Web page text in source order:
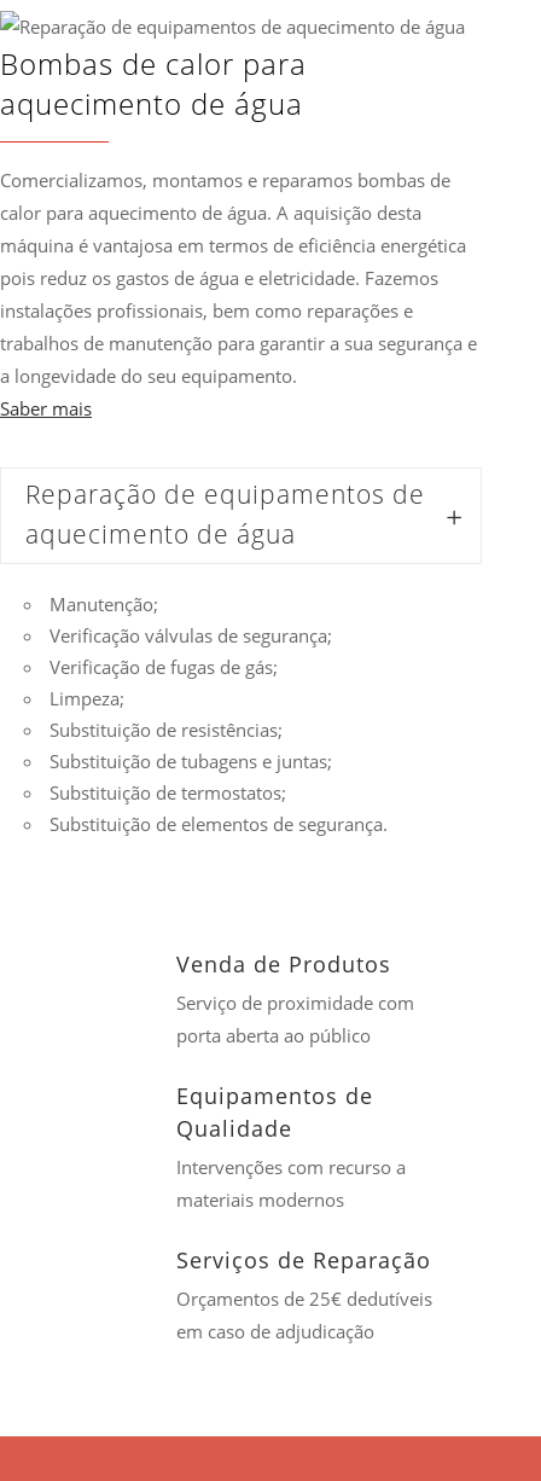
Bombas de calor para
aquecimento de água
Comercializamos, montamos e reparamos bombas de
calor para aquecimento de água. A aquisição desta
máquina é vantajosa em termos de eficiência energética
pois reduz os gastos de água e eletricidade. Fazemos
instalações profissionais, bem como reparações e
trabalhos de manutenção para garantir a sua segurança e
a longevidade do seu equipamento.
Saber mais
Reparação de equipamentos de
aquecimento de água
Manutenção;
Verificação válvulas de segurança;
Verificação de fugas de gás;
Limpeza;
Substituição de resistências;
Substituição de tubagens e juntas;
Substituição de termostatos;
Substituição de elementos de segurança.
Venda de Produtos
Serviço de proximidade com
porta aberta ao público
Equipamentos de
Qualidade
Intervenções com recurso a
materiais modernos
Serviços de Reparação
Orçamentos de 25€ dedutíveis
em caso de adjudicação